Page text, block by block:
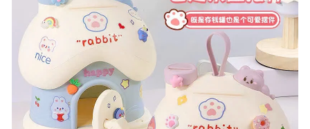
Mã giảm giá:
Ngày hết hạn:
Điều kiện: